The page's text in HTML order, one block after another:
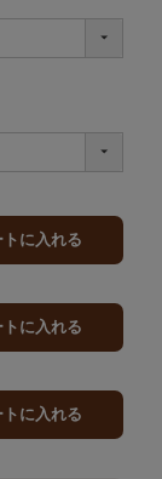
トに入れる
トに入れる
トに入れる